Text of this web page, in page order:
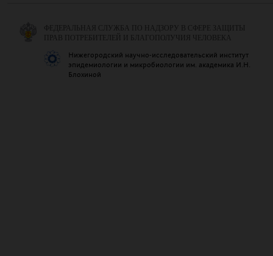
ФЕДЕРАЛЬНАЯ СЛУЖБА ПО НАДЗОРУ В СФЕРЕ ЗАЩИТЫ
ПРАВ ПОТРЕБИТЕЛЕЙ И БЛАГОПОЛУЧИЯ ЧЕЛОВЕКА
Нижегородский научно-исследовательский институт
эпидемиологии и микробиологии им. академика И.Н.
Блохиной